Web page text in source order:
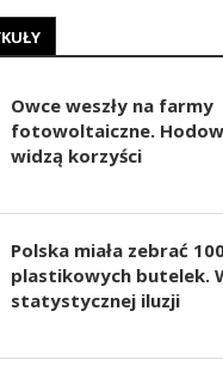
Owce weszły na farmy
fotowoltaiczne.
widzą korzyści
Polska miała zebrać
plastikowych butelek.
statystycznej iluzji